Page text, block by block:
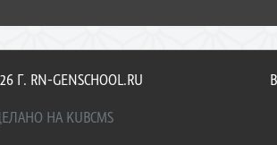
Г. RN-GENSCHOOL.RU
НА KUBCMS